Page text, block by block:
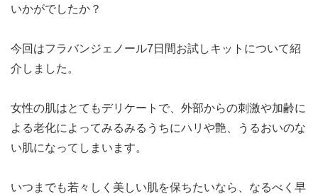
いかがでしたか？
今回はフラバンジェノール7日間お試しキットについて紹
介しました。
女性の肌はとてもデリケートで、外部からの刺激や加齢に
よる老化によってみるみるうちにハリや艶、うるおいのな
い肌になってしまいます。
いつまでも若々しく美しい肌を保ちたいなら、なるべく早